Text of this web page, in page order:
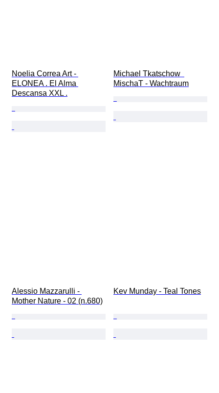
Noelia Correa Art -
ELONEA . El Alma
Descansa XXL .
Michael Tkatschow
MischaT - Wachtraum
Alessio Mazzarulli -
Mother Nature - 02 (n.680)
Kev Munday - Teal Tones